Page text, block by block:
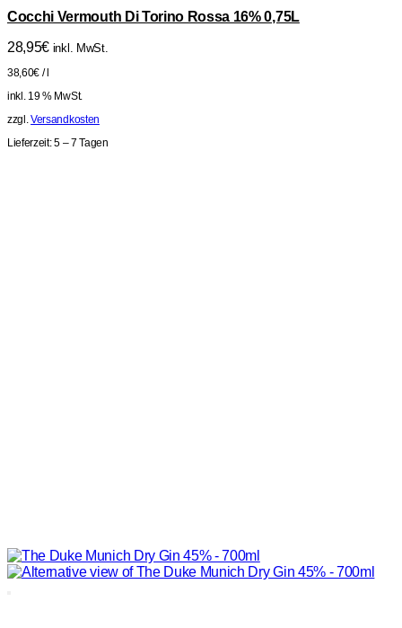
Cocchi Vermouth Di Torino Rossa 16% 0,75L
28,95€ inkl. MwSt.
38,60€ /l
inkl. 19 % MwSt.
zzgl.Versandkosten
Lieferzeit:5 – 7 Tagen